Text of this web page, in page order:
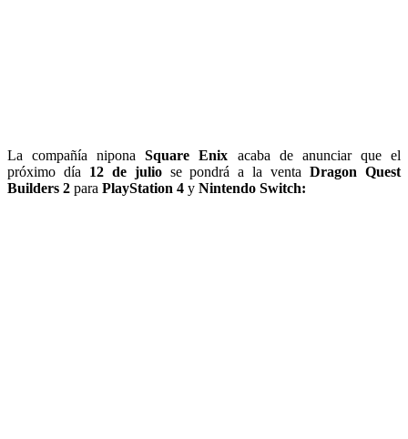
La compañía niponaSquare Enix acaba de anunciar que el
próximo día 12 de juliose pondrá a la ventaDragon Quest
Builders 2 para PlayStation 4 y Nintendo Switch: